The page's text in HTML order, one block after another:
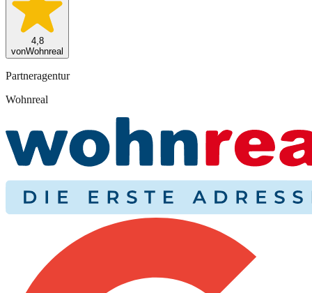
4,8
vonWohnreal
Partneragentur
Wohnreal